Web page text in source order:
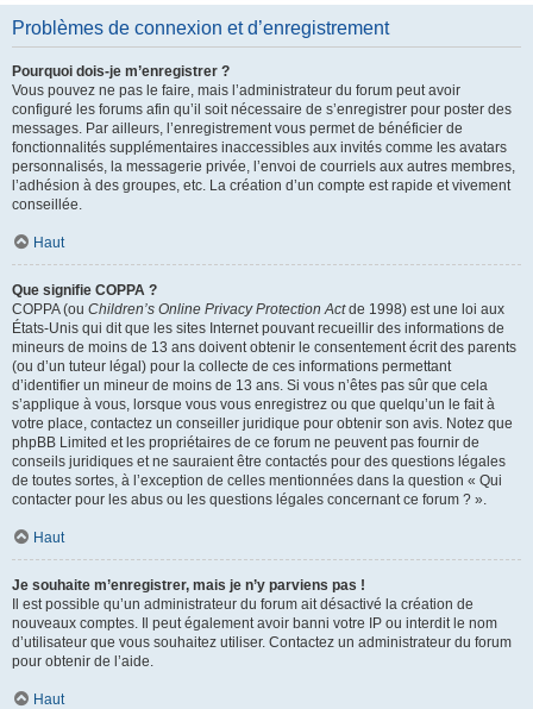
Problèmes de connexion et d’enregistrement
Pourquoi dois-je m’enregistrer ?
Vous pouvez ne pas le faire, mais l’administrateur du forum peut avoir
configuré les forums afin qu’il soit nécessaire de s’enregistrer pour poster des
messages. Par ailleurs, l’enregistrement vous permet de bénéficier de
fonctionnalités supplémentaires inaccessibles aux invités comme les avatars
personnalisés, la messagerie privée, l’envoi de courriels aux autres membres,
l’adhésion à des groupes, etc. La création d’un compte est rapide et vivement
conseillée.
Haut
Que signifie COPPA ?
COPPA (ou Children’s Online Privacy Protection Actde 1998) est une loi aux
États-Unis qui dit que les sites Internet pouvant recueillir des informations de
mineurs de moins de 13 ans doivent obtenir le consentement écrit des parents
(ou d’un tuteur légal) pour la collecte de ces informations permettant
d’identifier un mineur de moins de 13 ans. Si vous n’êtes pas sûr que cela
s’applique à vous, lorsque vous vous enregistrez ou que quelqu’un le fait à
votre place, contactez un conseiller juridique pour obtenir son avis. Notez que
phpBB Limited et les propriétaires de ce forum ne peuvent pas fournir de
conseils juridiques et ne sauraient être contactés pour des questions légales
de toutes sortes, à l’exception de celles mentionnées dans la question « Qui
contacter pour les abus ou les questions légales concernant ce forum ? ».
Haut
Je souhaite m’enregistrer, mais je n’y parviens pas !
Il est possible qu’un administrateur du forum ait désactivé la création de
nouveaux comptes. Il peut également avoir banni votre IP ou interdit le nom
d’utilisateur que vous souhaitez utiliser. Contactez un administrateur du forum
pour obtenir de l’aide.
Haut